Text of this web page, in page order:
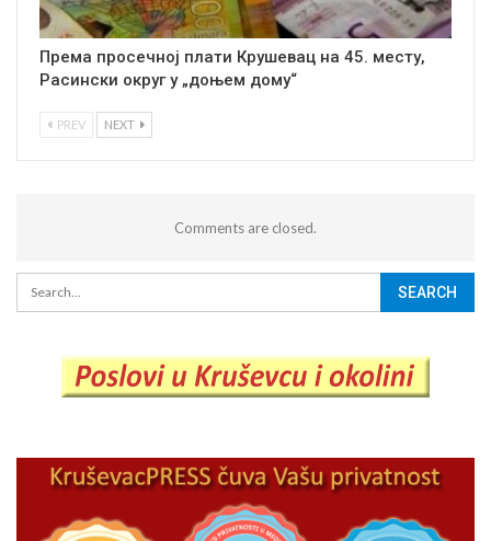
Према просечној плати Крушевац на 45. месту,
Расински округ у „доњем дому“
PREV NEXT
Comments are closed.